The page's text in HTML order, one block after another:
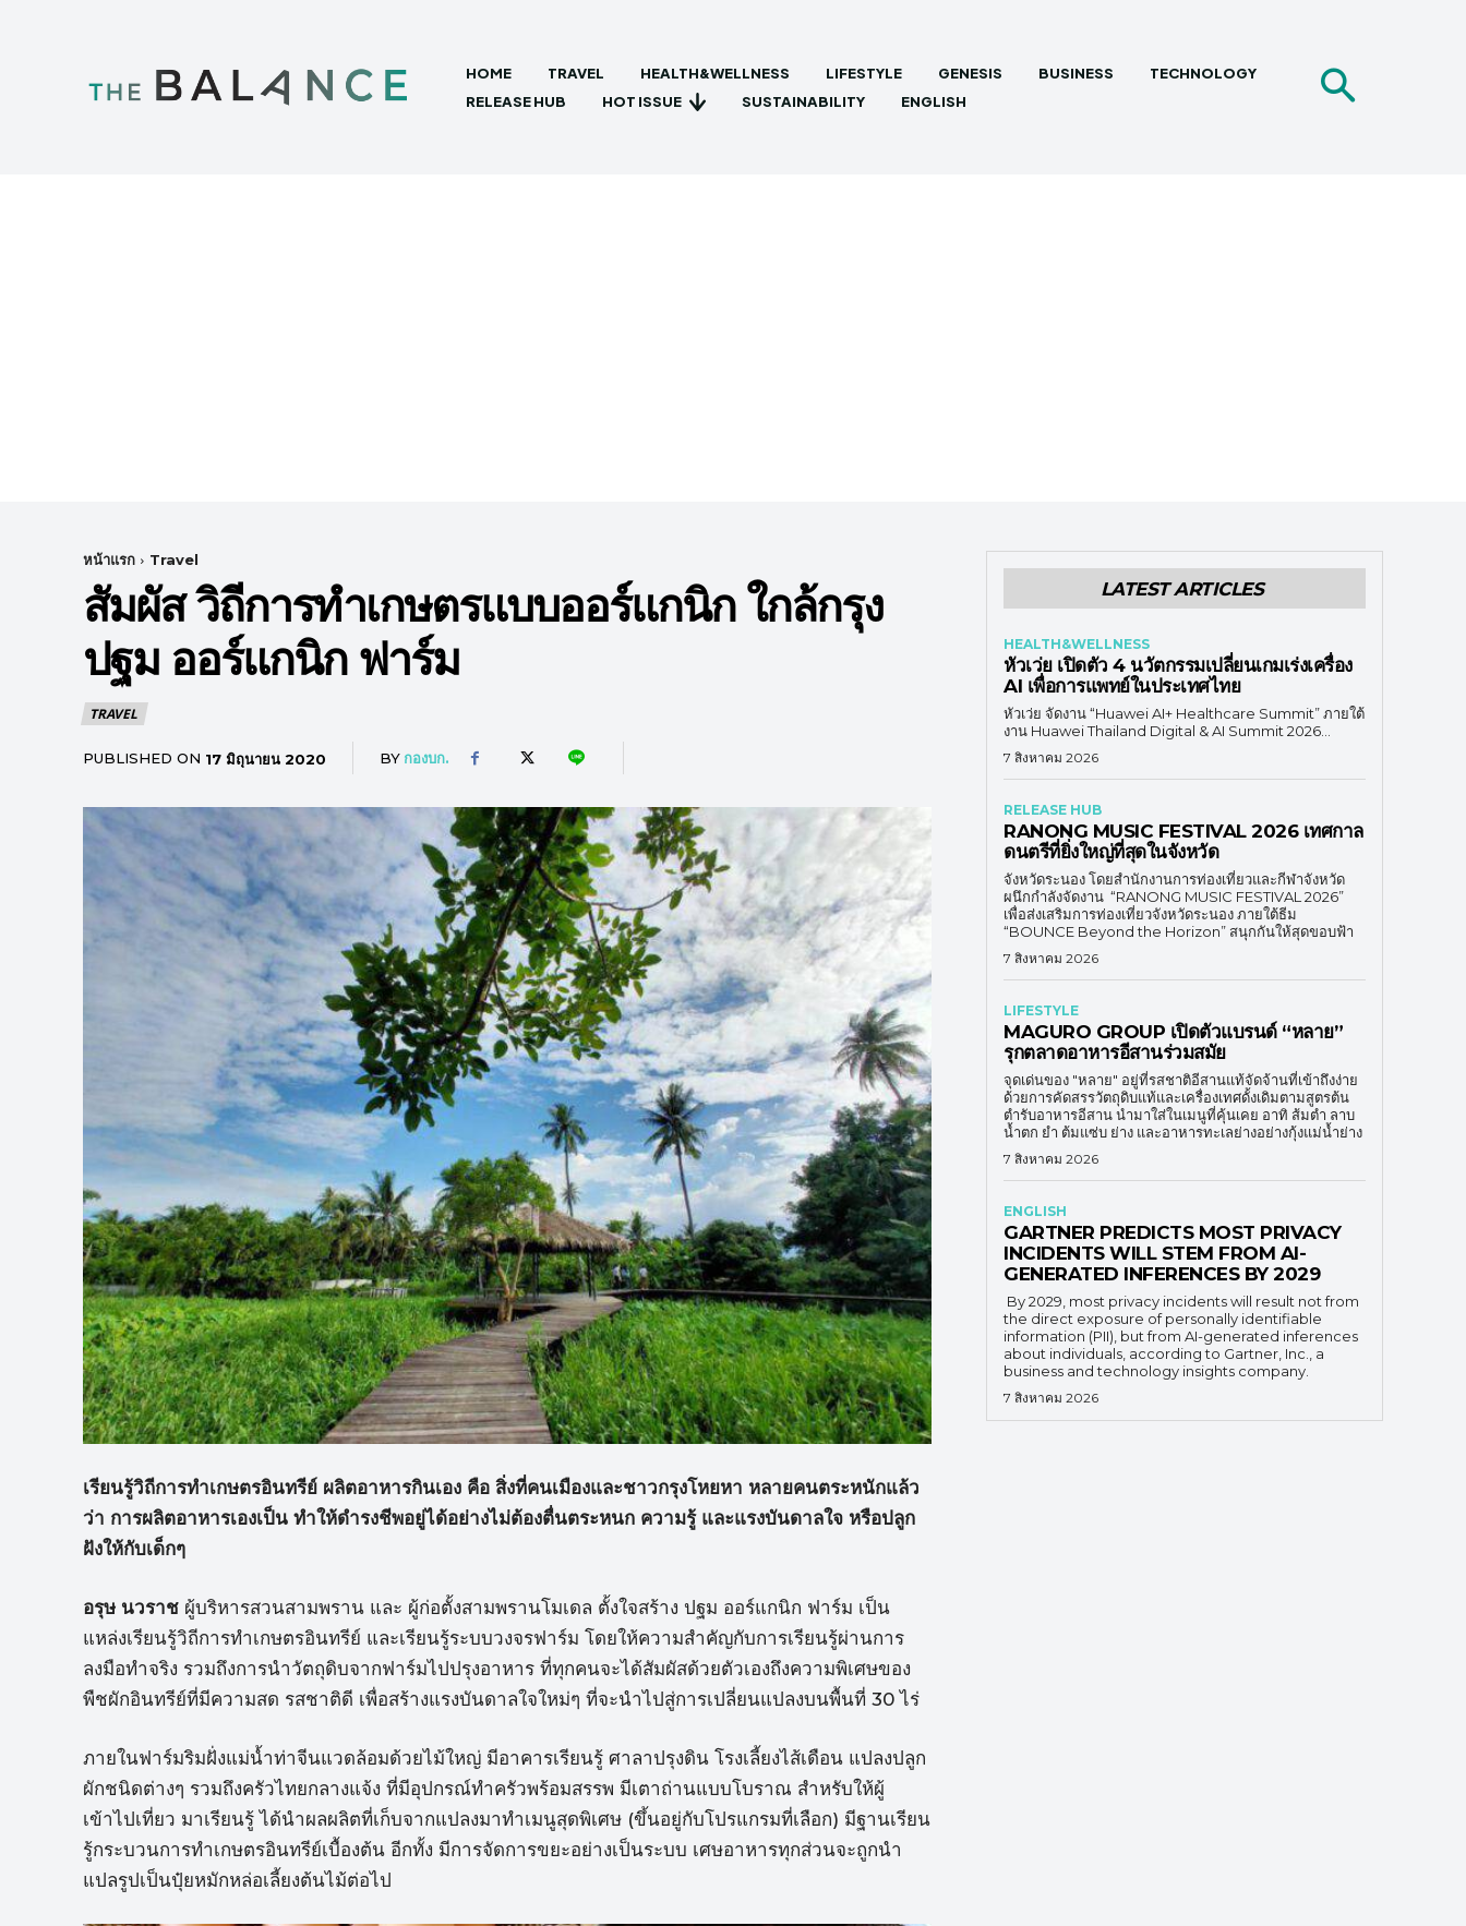
HOME TRAVEL HEALTH&WELLNESS LIFESTYLE GENESIS BUSINESS
TECHNOLOGY
RELEASE HUB
HOT ISSUE SUSTAINABILITY ENGLISH
หน้าแรก Travel
สัมผัส วิถีการทำเกษตรแบบออร์แกนิก ใกล้กรุง
ปฐม ออร์แกนิก ฟาร์ม
TRAVEL
PUBLISHED ON 17 มิถุนายน 2020 BY กองบก.
เรียนรู้วิถีการทำเกษตรอินทรีย์ ผลิตอาหารกินเอง คือ สิ่งที่คนเมืองและชาวกรุงโหยหา หลายคนตระหนักแล้ว
ว่า การผลิตอาหารเองเป็น ทำให้ดำรงชีพอยู่ได้อย่างไม่ต้องตื่นตระหนก ความรู้ และแรงบันดาลใจ หรือปลูก
ฝังให้กับเด็กๆ
อรุษ นวราช ผู้บริหารสวนสามพราน และ ผู้ก่อตั้งสามพรานโมเดล ตั้งใจสร้าง ปฐม ออร์แกนิก ฟาร์ม เป็น
แหล่งเรียนรู้วิถีการทำเกษตรอินทรีย์ และเรียนรู้ระบบวงจรฟาร์ม โดยให้ความสำคัญกับการเรียนรู้ผ่านการ
ลงมือทำจริง รวมถึงการนำวัตถุดิบจากฟาร์มไปปรุงอาหาร ที่ทุกคนจะได้สัมผัสด้วยตัวเองถึงความพิเศษของ
พืชผักอินทรีย์ที่มีความสด รสชาติดี เพื่อสร้างแรงบันดาลใจใหม่ๆ ที่จะนำไปสู่การเปลี่ยนแปลงบนพื้นที่ 30 ไร่
ภายในฟาร์มริมฝั่งแม่น้ำท่าจีนแวดล้อมด้วยไม้ใหญ่ มีอาคารเรียนรู้ ศาลาปรุงดิน โรงเลี้ยงไส้เดือน แปลงปลูก
ผักชนิดต่างๆ รวมถึงครัวไทยกลางแจ้ง ที่มีอุปกรณ์ทำครัวพร้อมสรรพ มีเตาถ่านแบบโบราณ สำหรับให้ผู้
เข้าไปเที่ยว มาเรียนรู้ ได้นำผลผลิตที่เก็บจากแปลงมาทำเมนูสุดพิเศษ (ขึ้นอยู่กับโปรแกรมที่เลือก) มีฐานเรียน
รู้กระบวนการทำเกษตรอินทรีย์เบื้องต้น อีกทั้ง มีการจัดการขยะอย่างเป็นระบบ เศษอาหารทุกส่วนจะถูกนำ
แปลรูปเป็นปุ๋ยหมักหล่อเลี้ยงต้นไม้ต่อไป
LATEST ARTICLES
HEALTH&WELLNESS
หัวเว่ย เปิดตัว 4 นวัตกรรมเปลี่ยนเกมเร่งเครื่อง
AI เพื่อการแพทย์ในประเทศไทย
หัวเว่ย จัดงาน “Huawei AI+ Healthcare Summit” ภายใต้
งาน Huawei Thailand Digital & AI Summit 2026...
7 สิงหาคม 2026
RELEASE HUB
RANONG MUSIC FESTIVAL 2026 เทศกาล
ดนตรีที่ยิ่งใหญ่ที่สุดในจังหวัด
จังหวัดระนอง โดยสำนักงานการท่องเที่ยวและกีฬาจังหวัด
ผนึกกำลังจัดงาน “RANONG MUSIC FESTIVAL 2026”
เพื่อส่งเสริมการท่องเที่ยวจังหวัดระนอง ภายใต้ธีม
“BOUNCE Beyond the Horizon” สนุกกันให้สุดขอบฟ้า
7 สิงหาคม 2026
LIFESTYLE
MAGURO GROUP เปิดตัวแบรนด์ “หลาย”
รุกตลาดอาหารอีสานร่วมสมัย
จุดเด่นของ "หลาย" อยู่ที่รสชาติอีสานแท้จัดจ้านที่เข้าถึงง่าย
ด้วยการคัดสรรวัตถุดิบแท้และเครื่องเทศดั้งเดิมตามสูตรต้น
ตำรับอาหารอีสาน นำมาใส่ในเมนูที่คุ้นเคย อาทิ ส้มตำ ลาบ
น้ำตก ยำ ต้มแซ่บ ย่าง และอาหารทะเลย่างอย่างกุ้งแม่น้ำย่าง
7 สิงหาคม 2026
ENGLISH
GARTNER PREDICTS MOST PRIVACY
INCIDENTS WILL STEM FROM AI-
GENERATED INFERENCES BY 2029
By 2029, most privacy incidents will result not from
the direct exposure of personally identifiable
information (PII), but from AI-generated inferences
about individuals, according to Gartner, Inc., a
business and technology insights company.
7 สิงหาคม 2026